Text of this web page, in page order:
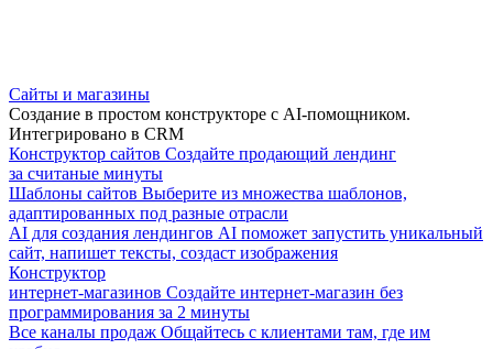
Сайты и магазины
Создание в простом конструкторе с AI-помощником.
Интегрировано в CRM
Конструктор сайтов Создайте продающий лендинг
за считаные минуты
Шаблоны сайтов Выберите из множества шаблонов,
адаптированных под разные отрасли
AI для создания лендингов AI поможет запустить уникальный
сайт, напишет тексты, создаст изображения
Конструктор
интернет-магазинов Создайте интернет-магазин без
программирования за 2 минуты
Все каналы продаж Общайтесь с клиентами там, где им